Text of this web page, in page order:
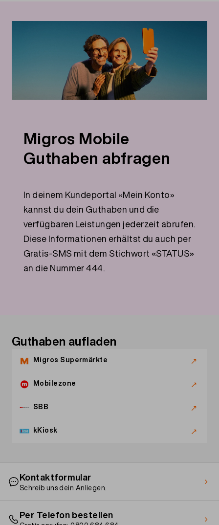
Migros Mobile
Guthaben abfragen
In deinem Kundeportal «Mein Konto»
kannst du dein Guthaben und die
verfügbaren Leistungen jederzeit abrufen.
Diese Informationen erhältst du auch per
Gratis-SMS mit dem Stichwort «STATUS»
an die Nummer 444.
Guthaben aufladen
Migros Supermärkte
Mobilezone
SBB
kKiosk
Kontaktformular
Schreib uns dein Anliegen.
Per Telefon bestellen